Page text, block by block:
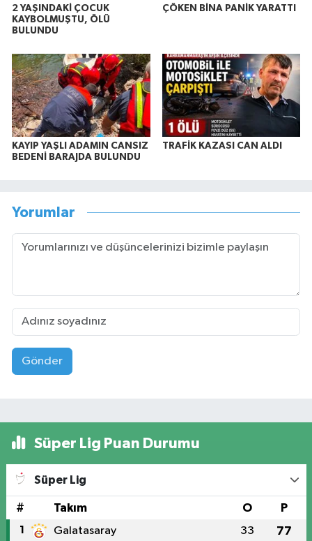
2 YAŞINDAKİ ÇOCUK
KAYBOLMUŞTU, ÖLÜ
BULUNDU
ÇÖKEN BİNA PANİK YARATTI
KAYIP YAŞLI ADAMIN CANSIZ
BEDENİ BARAJDA BULUNDU
TRAFİK KAZASI CAN ALDI
Yorumlar
Gönder
Süper Lig Puan Durumu
Süper Lig
# Takım O P
1 Galatasaray 33 77